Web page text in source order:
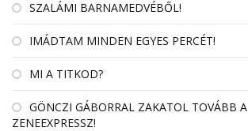
SZALÁMI BARNAMEDVÉBŐL!
IMÁDTAM MINDEN EGYES PERCÉT!
MI A TITKOD?
GÖNCZI GÁBORRAL ZAKATOL TOVÁBB A
ZENEEXPRESSZ!